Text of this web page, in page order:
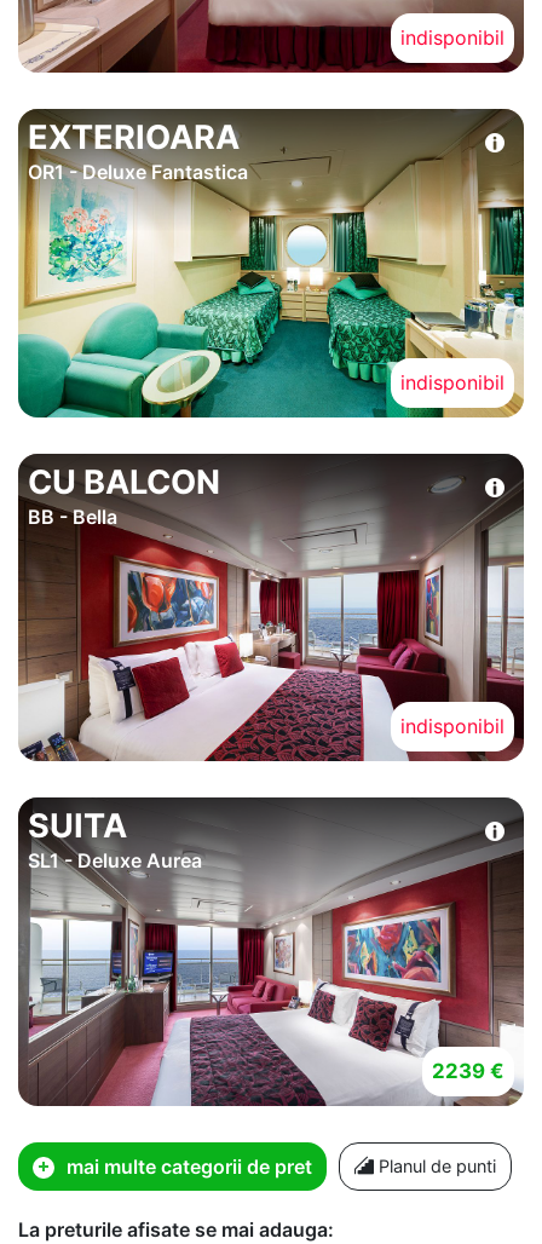
indisponibil
EXTERIOARA
OR1 - Deluxe Fantastica
indisponibil
CU BALCON
BB - Bella
indisponibil
SUITA
SL1 - Deluxe Aurea
2239 €
mai multe categorii de pret Planul de punti
La preturile afisate se mai adauga: